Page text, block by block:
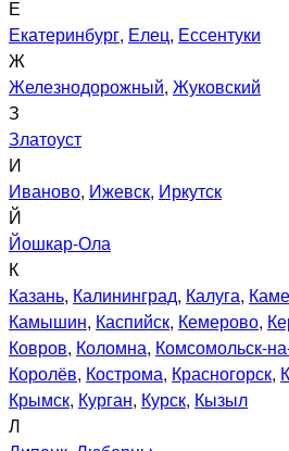
Е
Екатеринбург, Елец, Ессентуки
Ж
Железнодорожный, Жуковский
З
Златоуст
И
Иваново, Ижевск, Иркутск
Й
Йошкар-Ола
К
Казань, Калининград, Калуга,
Камышин, Каспийск, Кемерово,
Ковров, Коломна, Комсомольск-
Королёв, Кострома, Красногорск,
Крымск, Курган, Курск, Кызыл
Л